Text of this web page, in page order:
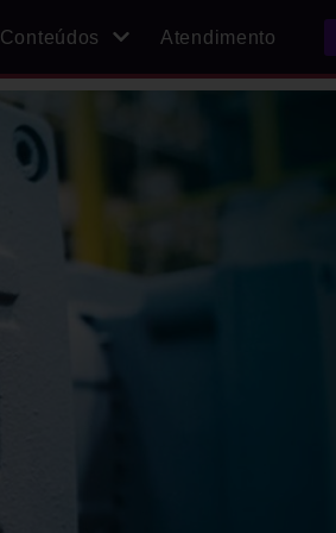
Conteúdos Atendimento